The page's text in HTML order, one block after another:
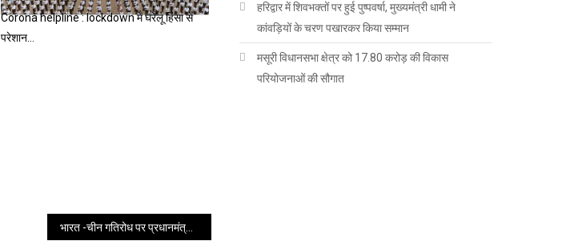
Corona helpline : lockdown में घरेलू हिंसा से
परेशान…
हरिद्वार में शिवभक्तों पर हुई पुष्पवर्षा, मुख्यमंत्री धामी ने
कांवड़ियों के चरण पखारकर किया सम्मान
मसूरी विधानसभा क्षेत्र को 17.80 करोड़ की विकास
परियोजनाओं की सौगात